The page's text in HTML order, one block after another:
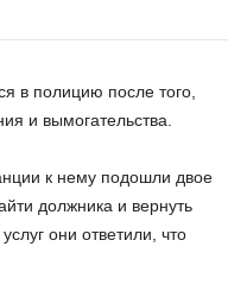
в полицию после того,
и вымогательства.
к нему подошли двое
должника и вернуть
они ответили, что